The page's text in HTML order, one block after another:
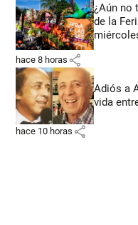
¿Aún no
de la
hace 8 horas share
Adiós a
vida
hace 10 horas share